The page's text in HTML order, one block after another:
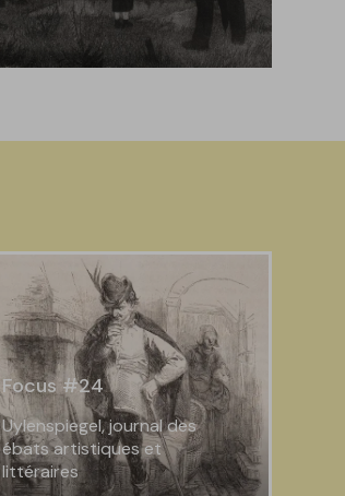
Focus #24
Uylenspiegel, journal des
ébats artistiques et
littéraires